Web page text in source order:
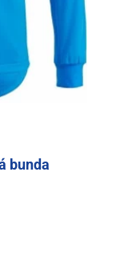
bunda